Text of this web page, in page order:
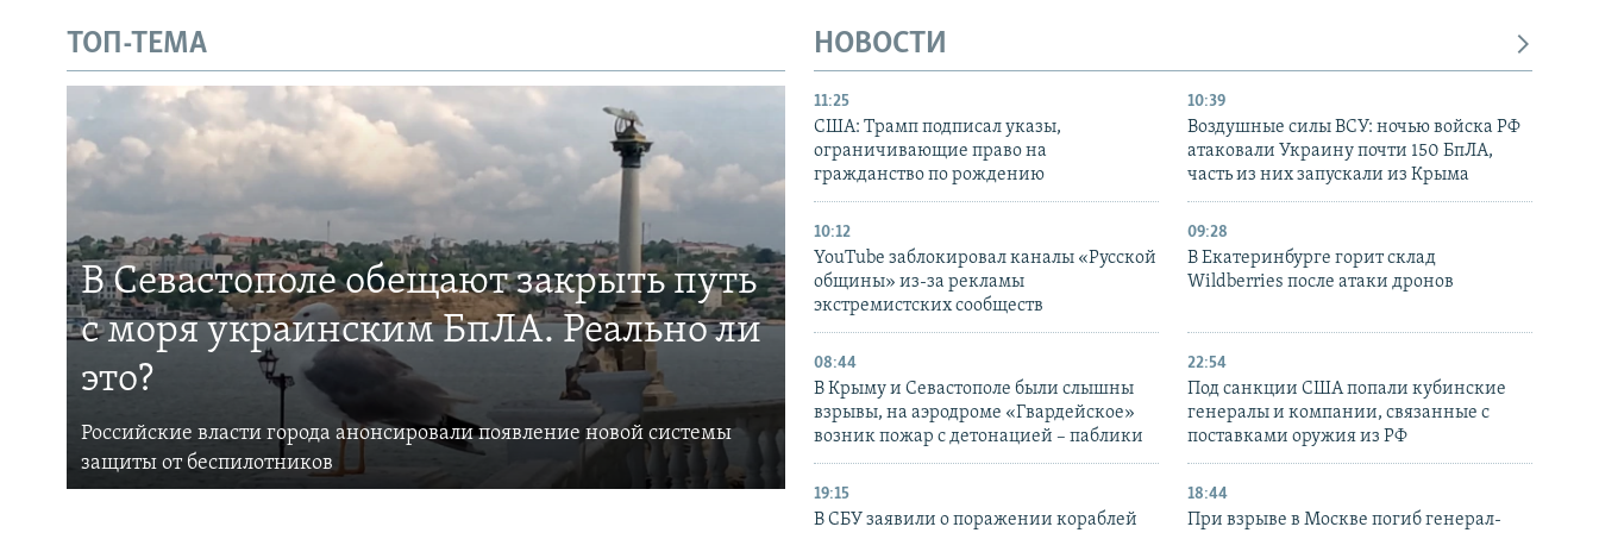
ТОП-ТЕМА
В Севастополе обещают закрыть путь
с моря украинским БпЛА. Реально ли
это?
Российские власти города анонсировали появление новой системы
защиты от беспилотников
НОВОСТИ
11:25
США: Трамп подписал указы,
ограничивающие право на
гражданство по рождению
10:39
Воздушные силы ВСУ: ночью войска РФ
атаковали Украину почти 150 БпЛА,
часть из них запускали из Крыма
10:12
YouTube заблокировал каналы «Русской
общины» из-за рекламы
экстремистских сообществ
09:28
В Екатеринбурге горит склад
Wildberries после атаки дронов
08:44
В Крыму и Севастополе были слышны
взрывы, на аэродроме «Гвардейское»
возник пожар с детонацией – паблики
22:54
Под санкции США попали кубинские
генералы и компании, связанные с
поставками оружия из РФ
19:15
В СБУ заявили о поражении кораблей
18:44
При взрыве в Москве погиб генерал-